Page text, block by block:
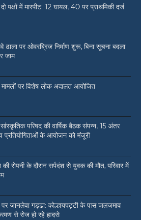
पक्षों में मारपीट: 12 घायल, 40 पर प्राथमिकी दर्ज
ढाला पर ओवरब्रिज निर्माण शुरू, बिना सूचना बदला
जाम
पर विशेष लोक अदालत आयोजित
परिषद की वार्षिक बैठक संपन्न, 15 अंतर
प्रतियोगिताओं के आयोजन को मंजूरी
रोपनी के दौरान सर्पदंश से युवक की मौत, परिवार में
जानलेवा गड्ढा: कोल्हायपट्टी के पास जलजमाव
से रोज हो रहे हादसे